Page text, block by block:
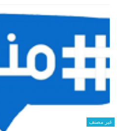
غير مصنف